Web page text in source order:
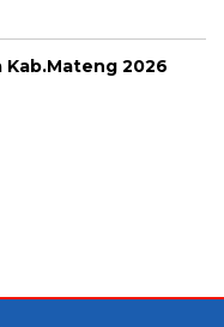
Kab.Mateng 2026